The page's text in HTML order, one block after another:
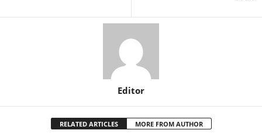
Editor
RELATED ARTICLES MORE FROM AUTHOR